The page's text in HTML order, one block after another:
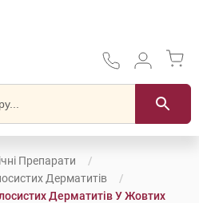
Препарати
Дерматитів
Дерматитів У Жовтих